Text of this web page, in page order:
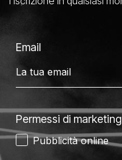
Email
Permessi di marketing
Pubblicità online